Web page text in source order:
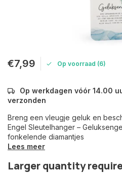
€7,99 Op voorraad (6)
Op werkdagen vóór 14.00
verzonden
Breng een vleugje geluk en
Engel Sleutelhanger –
fonkelende diamantjes
Lees meer
Larger quantity